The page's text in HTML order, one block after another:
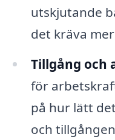
utskjutande
det kräva
Tillgång och
för
på hur lätt
och